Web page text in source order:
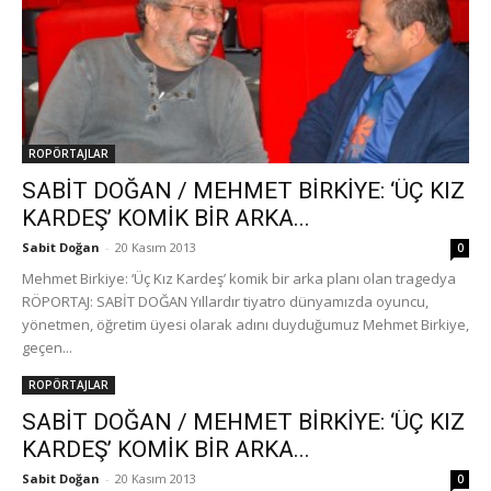
ROPÖRTAJLAR
SABİT DOĞAN / MEHMET BİRKİYE: ‘ÜÇ KIZ
KARDEŞ’ KOMİK BİR ARKA...
Sabit Doğan - 20 Kasım 2013 0
Mehmet Birkiye: ‘Üç Kız Kardeş’ komik bir arka planı olan tragedya
RÖPORTAJ: SABİT DOĞAN Yıllardır tiyatro dünyamızda oyuncu,
yönetmen, öğretim üyesi olarak adını duyduğumuz Mehmet Birkiye,
geçen...
ROPÖRTAJLAR
SABİT DOĞAN / MEHMET BİRKİYE: ‘ÜÇ KIZ
KARDEŞ’ KOMİK BİR ARKA...
Sabit Doğan - 20 Kasım 2013 0